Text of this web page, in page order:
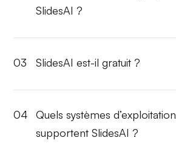
SlidesAI ?
03 SlidesAI est-il gratuit ?
04
Quels systèmes d’exploitation
supportent SlidesAI ?